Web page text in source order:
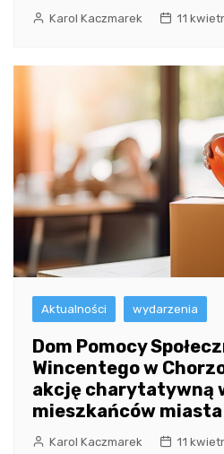
Karol Kaczmarek 11
Aktualności wydarzenia
Dom Pomocy
Wincentego w
akcję charytatywną
mieszkańców miasta
Karol Kaczmarek 11